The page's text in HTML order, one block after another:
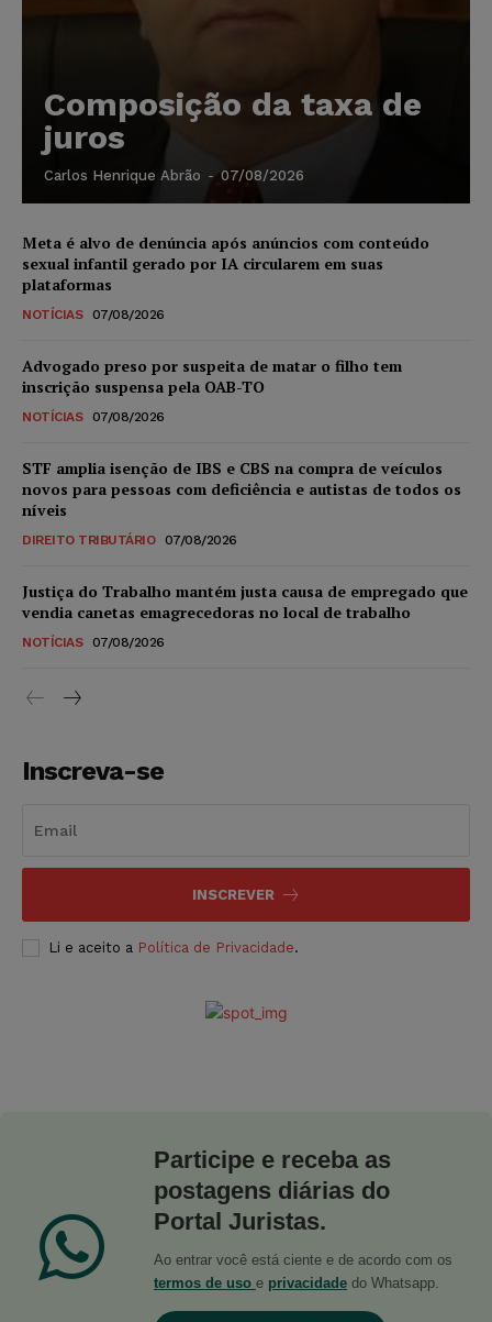
Composição da taxa de
juros
Carlos Henrique Abrão - 07/08/2026
Meta é alvo de denúncia após anúncios com conteúdo
sexual infantil gerado por IA circularem em suas
plataformas
NOTÍCIAS 07/08/2026
Advogado preso por suspeita de matar o filho tem
inscrição suspensa pela OAB-TO
NOTÍCIAS 07/08/2026
STF amplia isenção de IBS e CBS na compra de veículos
novos para pessoas com deficiência e autistas de todos os
níveis
DIREITO TRIBUTÁRIO 07/08/2026
Justiça do Trabalho mantém justa causa de empregado que
vendia canetas emagrecedoras no local de trabalho
NOTÍCIAS 07/08/2026
Inscreva-se
INSCREVER
Li e aceito a Política de Privacidade.
Participe e receba as
postagens diárias do
Portal Juristas.
Ao entrar você está ciente e de acordo com os
termos de uso e privacidade do Whatsapp.